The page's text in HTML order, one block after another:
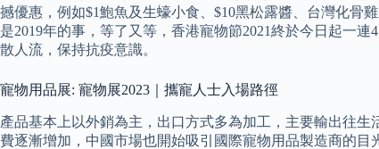
撼優惠，例如$1鮑魚及生蠔小食、$10黑松露醬、台灣化骨
是2019年的事，等了又等，香港寵物節2021終於今日起一
散人流，保持抗疫意識。
寵物用品展: 寵物展2023｜攜寵人士入場路徑
產品基本上以外銷為主，出口方式多為加工，主要輸出往
費逐漸增加，中國市場也開始吸引國際寵物用品製造商的